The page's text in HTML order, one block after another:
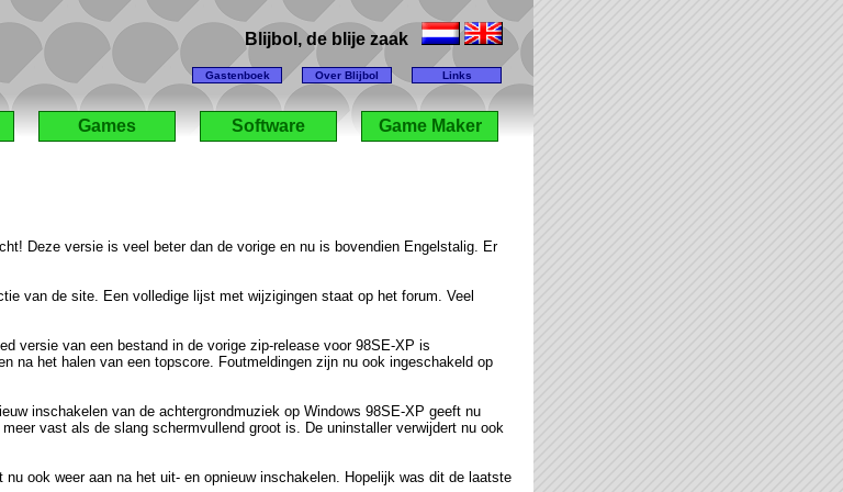
Blijbol, de blije zaak
Links
Over Blijbol
Gastenboek
Games Software Game Maker
Deze versie is veel beter dan de vorige en nu is bovendien Engelstalig. Er
van de site. Een volledige lijst met wijzigingen staat op het forum. Veel
versie van een bestand in de vorige zip-release voor 98SE-XP is
na het halen van een topscore. Foutmeldingen zijn nu ook ingeschakeld op
inschakelen van de achtergrondmuziek op Windows 98SE-XP geeft nu
vast als de slang schermvullend groot is. De uninstaller verwijdert nu ook
ook weer aan na het uit- en opnieuw inschakelen. Hopelijk was dit de laatste